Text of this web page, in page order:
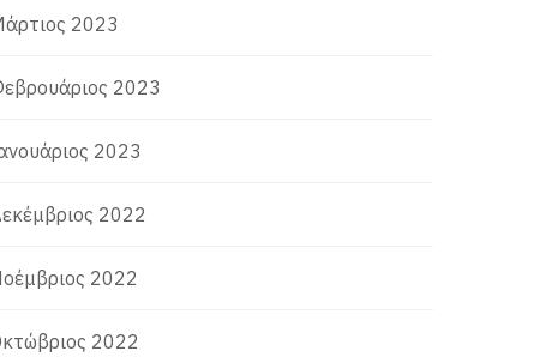
2023
2023
2023
2022
2022
2022